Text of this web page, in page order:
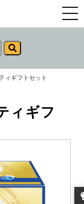
ィギフトセット
ィギフ